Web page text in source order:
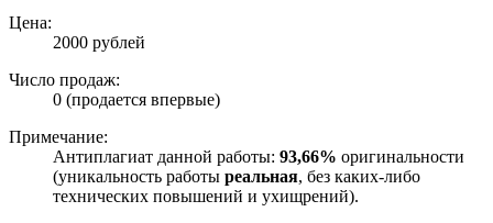
Цена:
2000 рублей
Число продаж:
0 (продается впервые)
Примечание:
Антиплагиат данной работы: 93,66% оригинальности
(уникальность работы реальная, без каких-либо
технических повышений и ухищрений).